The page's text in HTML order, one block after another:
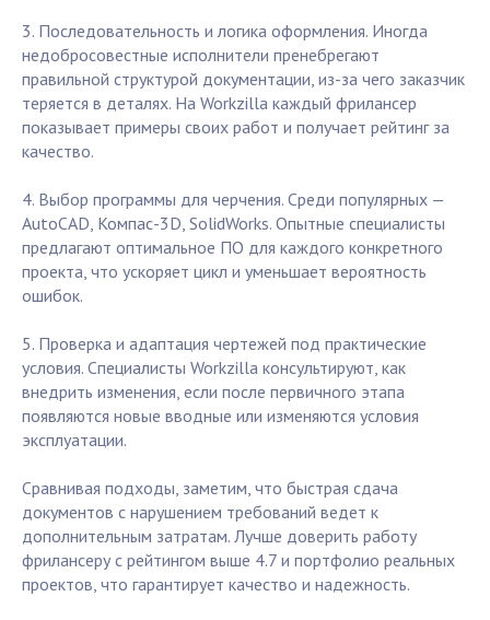
3. Последовательность и логика оформления. Иногда
недобросовестные исполнители пренебрегают
правильной структурой документации, из-за чего заказчик
теряется в деталях. На Workzilla каждый фрилансер
показывает примеры своих работ и получает рейтинг за
качество.
4. Выбор программы для черчения. Среди популярных —
AutoCAD, Компас-3D, SolidWorks. Опытные специалисты
предлагают оптимальное ПО для каждого конкретного
проекта, что ускоряет цикл и уменьшает вероятность
ошибок.
5. Проверка и адаптация чертежей под практические
условия. Специалисты Workzilla консультируют, как
внедрить изменения, если после первичного этапа
появляются новые вводные или изменяются условия
эксплуатации.
Сравнивая подходы, заметим, что быстрая сдача
документов с нарушением требований ведет к
дополнительным затратам. Лучше доверить работу
фрилансеру с рейтингом выше 4.7 и портфолио реальных
проектов, что гарантирует качество и надежность.